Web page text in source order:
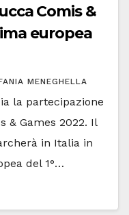
Comis &
europea
MENEGHELLA
la partecipazione
& Games 2022. Il
in Italia in
del 1°…